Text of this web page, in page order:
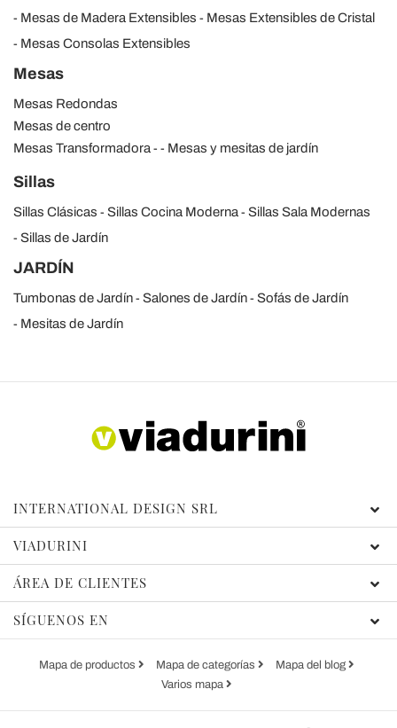
Mesas de Madera Extensibles
Mesas Extensibles de Cristal
Mesas Consolas Extensibles
Mesas
Mesas Redondas
Mesas de centro
Mesas Transformadora
Mesas y mesitas de jardín
Sillas
Sillas Clásicas Sillas Cocina Moderna
Sillas Sala Modernas
Sillas de Jardín
JARDÍN
Tumbonas de Jardín Salones de Jardín
Sofás de Jardín
Mesitas de Jardín
INTERNATIONAL DESIGN SRL
VIADURINI
ÁREA DE CLIENTES
SÍGUENOS EN
Mapa de productos Mapa de categorías
Mapa del blog
Varios mapa